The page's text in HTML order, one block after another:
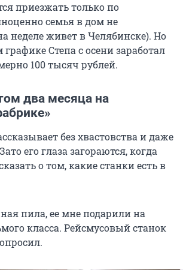
приезжать только по
семья в дом не
неделе живет в Челябинске). Но
Степа с осени заработал
100 тысяч рублей.
два месяца на
без хвастовства и даже
его глаза загораются, когда
о том, какие станки есть в
пила, ее мне подарили на
класса. Рейсмусовый станок